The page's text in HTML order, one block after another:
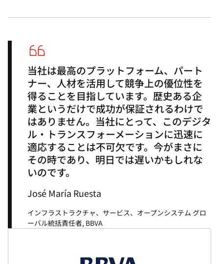
当社は最高のプラットフォーム、パート
ナー、人材を活用して競争上の優位性を
得ることを目指しています。歴史ある企
業というだけで成功が保証されるわけで
はありません。当社にとって、このデジタ
ル・トランスフォーメーションに迅速に
適応することは不可欠です。今がまさに
その時であり、明日では遅いかもしれな
いのです。
José María Ruesta
インフラストラクチャ、サービス、オープンシステム グロ
ーバル統括責任者, BBVA